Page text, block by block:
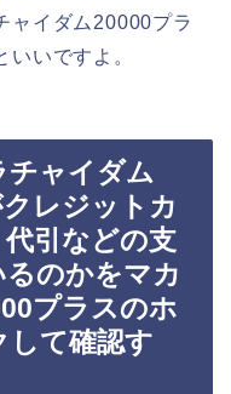
ャイダム20000プラ
いですよ。
チャイダム
レジットカ
引などの支
のかをマカ
プラスのホ
して確認す